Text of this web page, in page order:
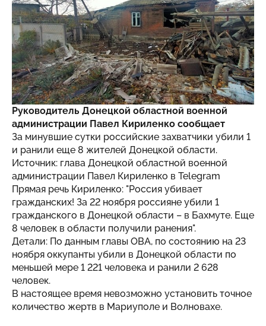
Руководитель Донецкой областной военной
администрации Павел Кириленко сообщает
За минувшие сутки российские захватчики убили 1
и ранили еще 8 жителей Донецкой области.
Источник: глава Донецкой областной военной
администрации Павел Кириленко в Telegram
Прямая речь Кириленко: "Россия убивает
гражданских! За 22 ноября россияне убили 1
гражданского в Донецкой области – в Бахмуте. Еще
8 человек в области получили ранения".
Детали: По данным главы ОВА, по состоянию на 23
ноября оккупанты убили в Донецкой области по
меньшей мере 1 221 человека и ранили 2 628
человек.
В настоящее время невозможно установить точное
количество жертв в Мариуполе и Волновахе.